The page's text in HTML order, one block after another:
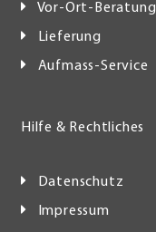
Vor-Ort-Beratung
Lieferung
Aufmass-Service
Hilfe & Rechtliches
Datenschutz
Impressum